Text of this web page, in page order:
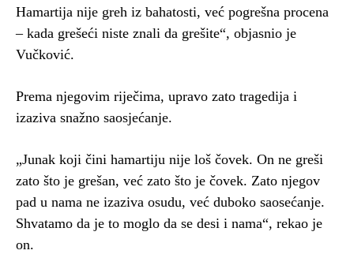
Hamartija nije greh iz bahatosti, već pogrešna procena
– kada grešeći niste znali da grešite“, objasnio je
Vučković.
Prema njegovim riječima, upravo zato tragedija i
izaziva snažno saosjećanje.
„Junak koji čini hamartiju nije loš čovek. On ne greši
zato što je grešan, već zato što je čovek. Zato njegov
pad u nama ne izaziva osudu, već duboko saosećanje.
Shvatamo da je to moglo da se desi i nama“, rekao je
on.